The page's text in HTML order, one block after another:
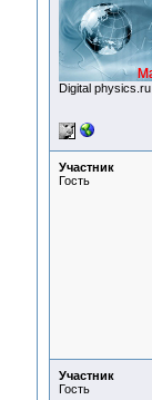
Digital physics.ru
Участник
Гость
Участник
Гость